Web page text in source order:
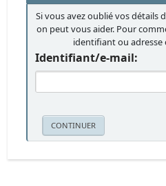
Si vous avez oublié vos détails
on peut vous aider. Pour
identifiant ou adresse
Identifiant/e-mail: